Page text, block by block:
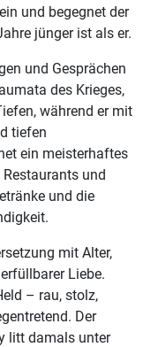
und begegnet der
jünger ist als er.
und Gesprächen
des Krieges,
während er mit
tiefen
ein meisterhaftes
und
und die
mit Alter,
Liebe.
– rau, stolz,
Der
litt damals unter